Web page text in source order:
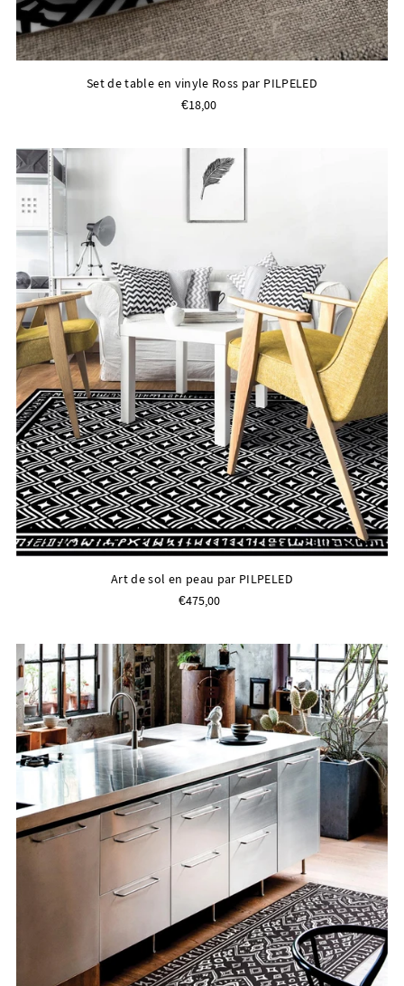
Set de table en vinyle Ross par PILPELED
€18,00
Art de sol en peau par PILPELED
€475,00